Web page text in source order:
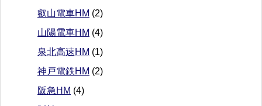
叡山電車HM (2)
山陽電車HM (4)
泉北高速HM (1)
神戸電鉄HM (2)
阪急HM (4)